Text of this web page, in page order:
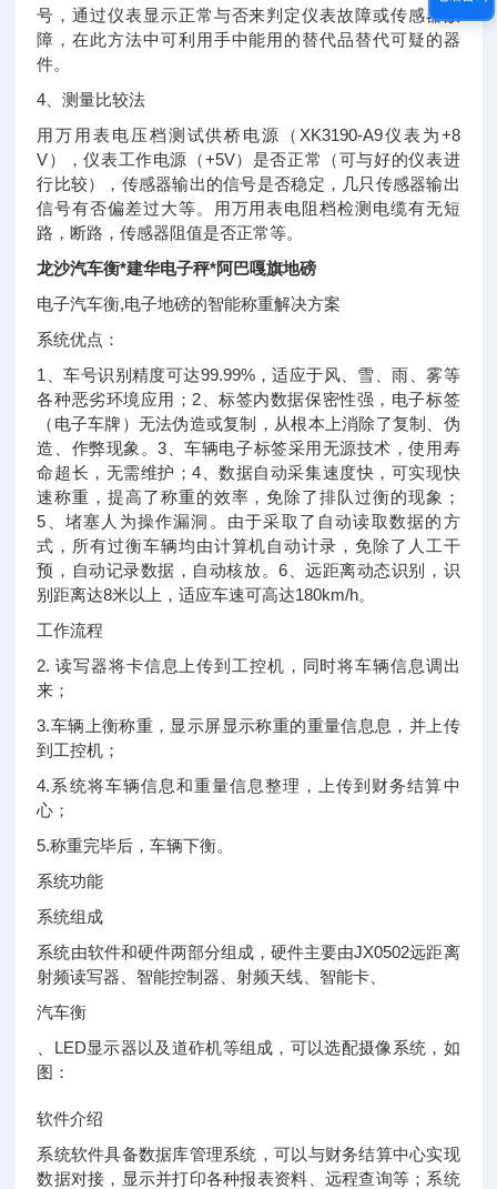
号，通过仪表显示正常与否来判定仪表故障或传感器故
障，在此方法中可利用手中能用的替代品替代可疑的器
件。
4、测量比较法
用万用表电压档测试供桥电源（XK3190-A9仪表为+8
V），仪表工作电源（+5V）是否正常（可与好的仪表进
行比较），传感器输出的信号是否稳定，几只传感器输出
信号有否偏差过大等。用万用表电阻档检测电缆有无短
路，断路，传感器阻值是否正常等。
龙沙汽车衡*建华电子秤*阿巴嘎旗地磅
电子汽车衡,电子地磅的智能称重解决方案
系统优点：
1、车号识别精度可达99.99%，适应于风、雪、雨、雾等
各种恶劣环境应用；2、标签内数据保密性强，电子标签
（电子车牌）无法伪造或复制，从根本上消除了复制、伪
造、作弊现象。3、车辆电子标签采用无源技术，使用寿
命超长，无需维护；4、数据自动采集速度快，可实现快
速称重，提高了称重的效率，免除了排队过衡的现象；
5、堵塞人为操作漏洞。由于采取了自动读取数据的方
式，所有过衡车辆均由计算机自动计录，免除了人工干
预，自动记录数据，自动核放。6、远距离动态识别，识
别距离达8米以上，适应车速可高达180km/h。
工作流程
2. 读写器将卡信息上传到工控机，同时将车辆信息调出
来；
3.车辆上衡称重，显示屏显示称重的重量信息息，并上传
到工控机；
4.系统将车辆信息和重量信息整理，上传到财务结算中
心；
5.称重完毕后，车辆下衡。
系统功能
系统组成
系统由软件和硬件两部分组成，硬件主要由JX0502远距离
射频读写器、智能控制器、射频天线、智能卡、
汽车衡
、LED显示器以及道砟机等组成，可以选配摄像系统，如
图：
软件介绍
系统软件具备数据库管理系统，可以与财务结算中心实现
数据对接，显示并打印各种报表资料、远程查询等；系统